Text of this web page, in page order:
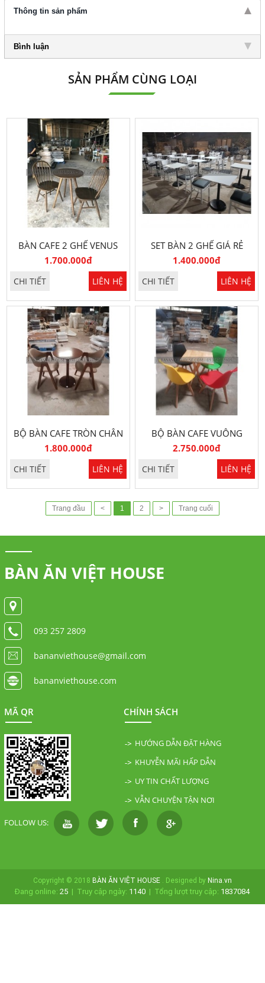
Thông tin sản phẩm
Bình luận
SẢN PHẨM CÙNG LOẠI
BÀN CAFE 2 GHẾ VENUS
1.700.000đ
CHI TIẾT LIÊN HỆ
SET BÀN 2 GHẾ GIÁ RẺ
(70X70)
1.400.000đ
CHI TIẾT LIÊN HỆ
BỘ BÀN CAFE TRÒN CHÂN
TRỤ VH02
1.800.000đ
CHI TIẾT LIÊN HỆ
BỘ BÀN CAFE VUÔNG
VH01
2.750.000đ
CHI TIẾT LIÊN HỆ
Trang đầu < 1 2 > Trang cuối
BÀN ĂN VIỆT HOUSE
093 257 2809
bananviethouse@gmail.com
bananviethouse.com
MÃ QR CHÍNH SÁCH
HƯỚNG DẪN ĐẶT HÀNG
KHUYỄN MÃI HẤP DẪN
UY TIN CHẤT LƯỢNG
VẪN CHUYỆN TẬN NƠI
FOLLOW US:
Copyright © 2018 BÀN ĂN VIỆT HOUSE . Designed by Nina.vn
Đang online:25 | Truy cập ngày: 1140 | Tổng lượt truy cập: 1837084